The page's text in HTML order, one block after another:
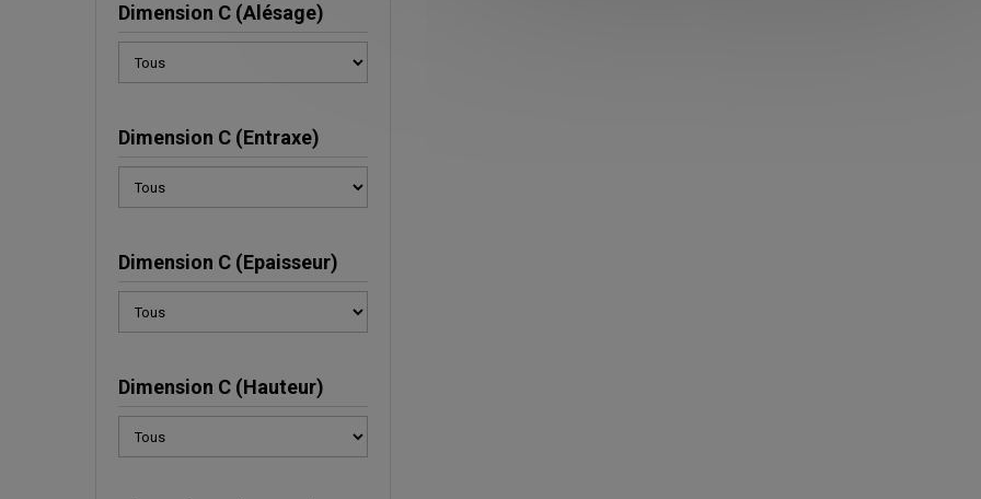
Dimension C (Alésage)
Dimension C (Entraxe)
Dimension C (Epaisseur)
Dimension C (Hauteur)